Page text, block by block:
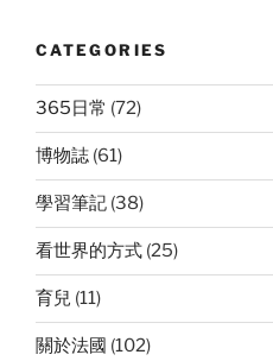
CATEGORIES
365日常 (72)
博物誌 (61)
學習筆記 (38)
看世界的方式 (25)
育兒 (11)
關於法國 (102)